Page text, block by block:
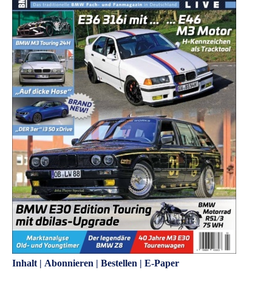
Inhalt| Abonnieren | Bestellen | E-Paper